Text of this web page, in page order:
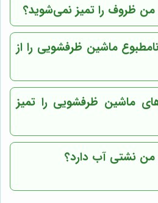
ظروف را تمیز نمی‌شوید؟
ماشین ظرفشویی را از
ماشین ظرفشویی را تمیز
نشتی آب دارد؟